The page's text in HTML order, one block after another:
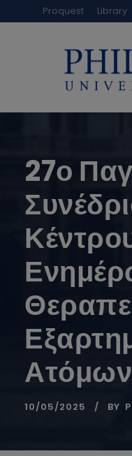
Proquest Library
27ο
10/05/2025 BY